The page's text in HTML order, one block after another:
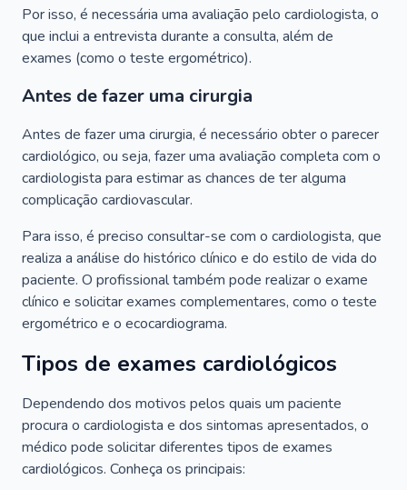
Por isso, é necessária uma avaliação pelo cardiologista, o
que inclui a entrevista durante a consulta, além de
exames (como o teste ergométrico).
Antes de fazer uma cirurgia
Antes de fazer uma cirurgia, é necessário obter o parecer
cardiológico, ou seja, fazer uma avaliação completa com o
cardiologista para estimar as chances de ter alguma
complicação cardiovascular.
Para isso, é preciso consultar-se com o cardiologista, que
realiza a análise do histórico clínico e do estilo de vida do
paciente. O profissional também pode realizar o exame
clínico e solicitar exames complementares, como o teste
ergométrico e o ecocardiograma.
Tipos de exames cardiológicos
Dependendo dos motivos pelos quais um paciente
procura o cardiologista e dos sintomas apresentados, o
médico pode solicitar diferentes tipos de exames
cardiológicos. Conheça os principais: